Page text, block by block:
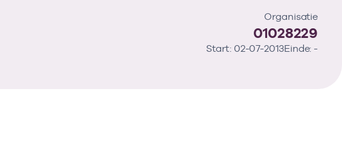
Organisatie
01028229
Start: 02-07-2013Einde: -